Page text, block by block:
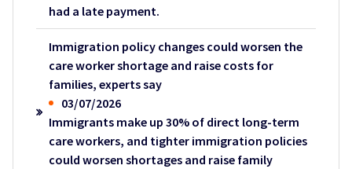
had a late payment.
Immigration policy changes could worsen the
care worker shortage and raise costs for
families, experts say
03/07/2026
Immigrants make up 30% of direct long-term
care workers, and tighter immigration policies
could worsen shortages and raise family